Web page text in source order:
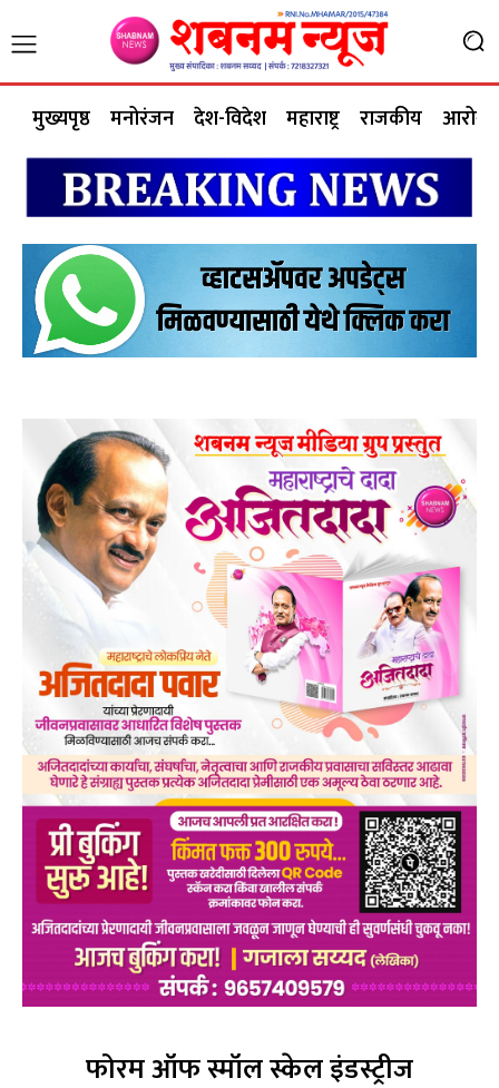
मुख्यपृष्ठ मनोरंजन देश-विदेश महाराष्ट्र राजकीय आरोग्य
फोरम ऑफ स्मॉल स्केल इंडस्ट्रीज